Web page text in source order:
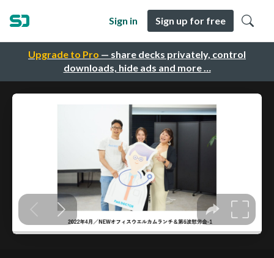
Upgrade to Pro — share decks privately, control
downloads, hide ads and more …
Sign in Sign up for free